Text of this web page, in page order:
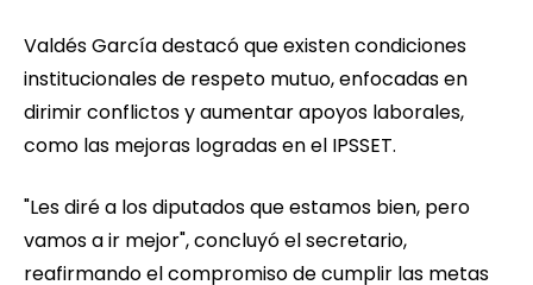
Valdés García destacó que existen condiciones
institucionales de respeto mutuo, enfocadas en
dirimir conflictos y aumentar apoyos laborales,
como las mejoras logradas en el IPSSET.
"Les diré a los diputados que estamos bien, pero
vamos a ir mejor", concluyó el secretario,
reafirmando el compromiso de cumplir las metas